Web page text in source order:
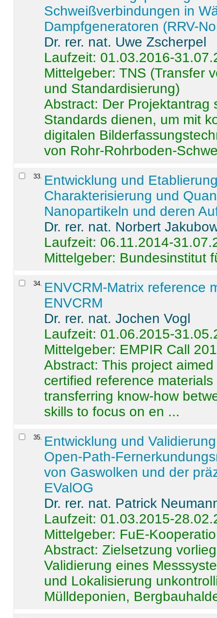
Schweißverbindungen in
Dampfgeneratoren (RRV-
Dr. rer. nat. Uwe Zscherpel
Laufzeit: 01.03.2016-
Mittelgeber: TNS (Transfer
und Standardisierung)
Abstract: Der Projektantrag
Standards dienen, um mit
digitalen
von Rohr-Rohrboden-
33. Entwicklung und
Charakterisierung und
Nanopartikeln und deren
Dr. rer. nat. Norbert
Laufzeit: 06.11.2014-
Mittelgeber: Bundesinstitut
34. ENVCRM-Matrix reference
ENVCRM
Dr. rer. nat. Jochen Vogl
Laufzeit: 01.06.2015-
Mittelgeber: EMPIR Call
Abstract:This project
certified reference
transferring know-how
skills to focus on en ...
35. Entwicklung und
Open-Path-
von Gaswolken und der
EValOG
Dr. rer. nat. Patrick
Laufzeit: 01.03.2015-
Mittelgeber: FuE-
Abstract:Zielsetzung
Validierung eines
und Lokalisierung
Mülldeponien,